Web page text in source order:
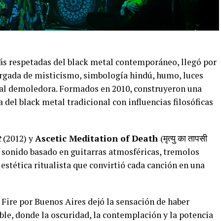
respetadas del black metal contemporáneo, llegó por
de misticismo, simbología hindú, humo, luces
demoledora. Formados en 2010, construyeron una
del black metal tradicional con influencias filosóficas
(2012) yAscetic Meditation of Death (मृत्यु का तापसी
basado en guitarras atmosféricas, tremolos
ritualista que convirtió cada canción en una
por Buenos Aires dejó la sensación de haber
donde la oscuridad, la contemplación y la potencia